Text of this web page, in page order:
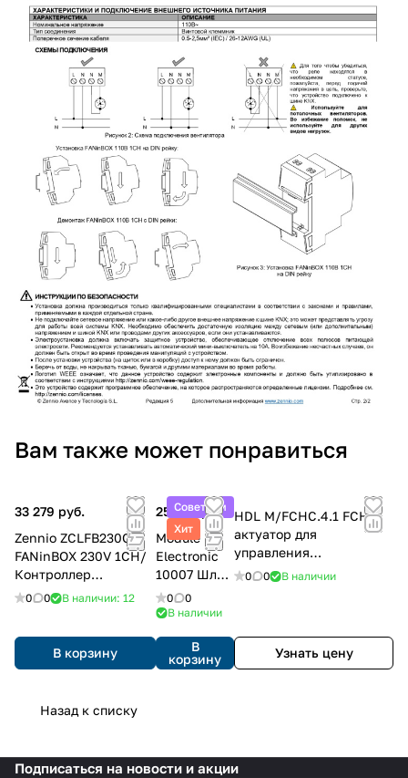
Вам также может понравиться
33 279 руб.
Zennio ZCLFB230C1
FANinBOX 230V 1CH/
Контроллер
потолочных
0 0 В наличии: 12
В корзину
Советуем
Хит
25 500 руб.
Module
Electronic
10007 Шлюз
KNX/Modbu
s RTU IC-M-
0
0
В наличии
В
корзину
HDL M/FCHC.4.1 FCHC
актуатор для
управления
кондиционером,
0 0 В наличии
Узнать цену
Назад к списку
Подписаться на новости и акции